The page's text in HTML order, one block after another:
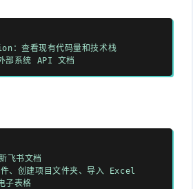
查看现有代码量和技术栈
部系统 API 文档
飞书文档
创建项目文件夹、导入 Excel
表格